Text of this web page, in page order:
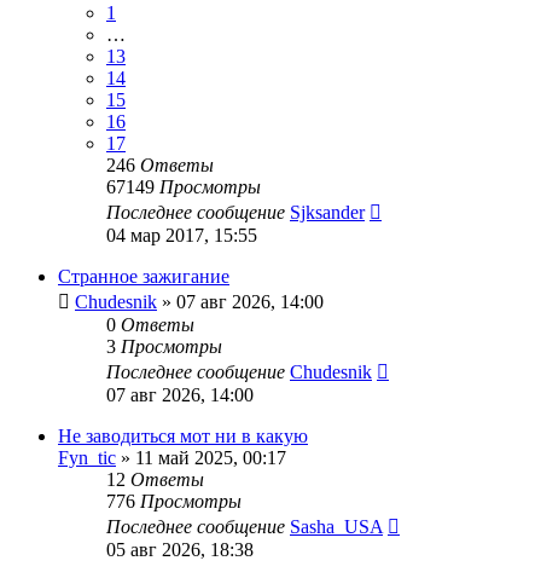
1
…
13
14
15
16
17
246 Ответы
67149 Просмотры
Последнее сообщение Sjksander
04 мар 2017, 15:55
Странное зажигание
Chudesnik » 07 авг 2026, 14:00
0 Ответы
3 Просмотры
Последнее сообщение Chudesnik
07 авг 2026, 14:00
Не заводиться мот ни в какую
Fyn_tic » 11 май 2025, 00:17
12 Ответы
776 Просмотры
Последнее сообщение Sasha_USA
05 авг 2026, 18:38